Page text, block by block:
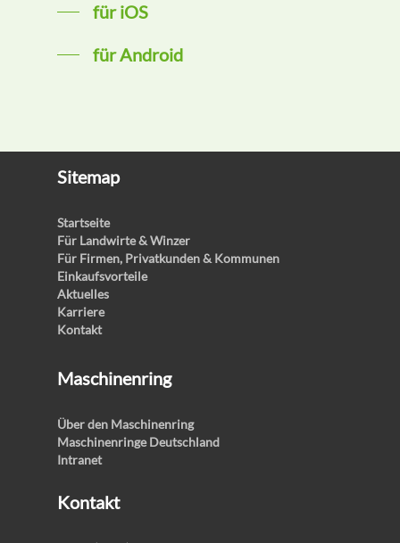
für iOS
für Android
Sitemap
Startseite
Für Landwirte & Winzer
Für Firmen, Privatkunden & Kommunen
Einkaufsvorteile
Aktuelles
Karriere
Kontakt
Maschinenring
Über den Maschinenring
Maschinenringe Deutschland
Intranet
Kontakt